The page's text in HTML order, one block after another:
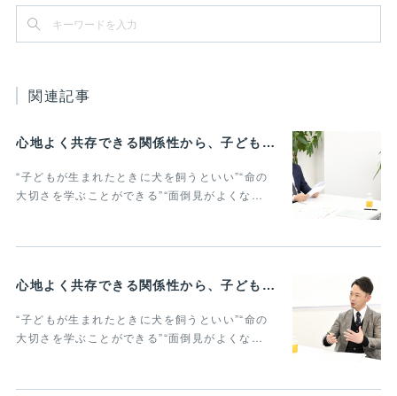
関連記事
心地よく共存できる関係性から、子どもの発達に動物がよりよい影響を与える Vol.3
“子どもが生まれたときに犬を飼うといい”“命の
大切さを学ぶことができる”“面倒見がよくな…
心地よく共存できる関係性から、子どもの発達に動物がよりよい影響を与える Vol.2
“子どもが生まれたときに犬を飼うといい”“命の
大切さを学ぶことができる”“面倒見がよくな…